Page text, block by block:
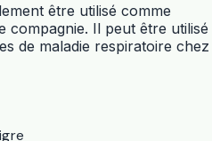
être utilisé comme
compagnie. Il peut être utilisé
de maladie respiratoire chez